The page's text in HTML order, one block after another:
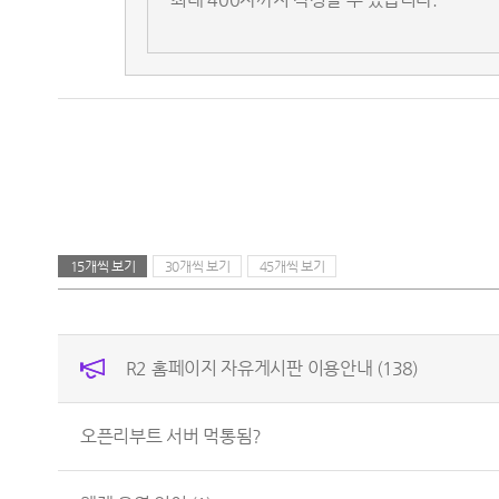
15개씩 보기 30개씩 보기 45개씩 보기
R2 홈페이지 자유게시판 이용안내 (138)
오픈리부트 서버 먹통됨?